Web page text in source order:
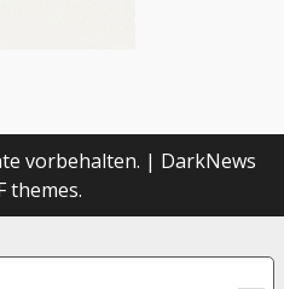
vorbehalten. | DarkNews
themes.